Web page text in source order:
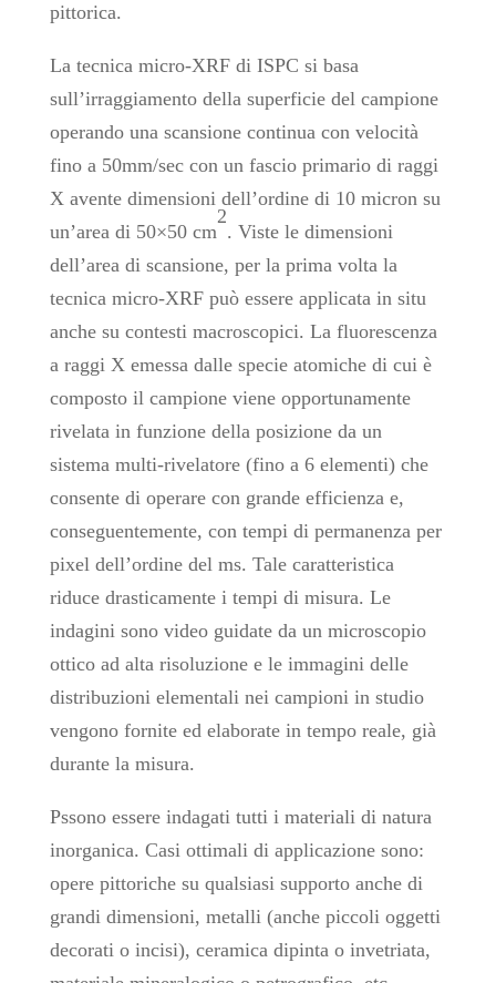
pittorica.
La tecnica micro-XRF di ISPC si basa
sull’irraggiamento della superficie del campione
operando una scansione continua con velocità
fino a 50mm/sec con un fascio primario di raggi
X avente dimensioni dell’ordine di 10 micron su
un’area di 50×50 cm
2
. Viste le dimensioni
dell’area di scansione, per la prima volta la
tecnica micro-XRF può essere applicata in situ
anche su contesti macroscopici. La fluorescenza
a raggi X emessa dalle specie atomiche di cui è
composto il campione viene opportunamente
rivelata in funzione della posizione da un
sistema multi-rivelatore (fino a 6 elementi) che
consente di operare con grande efficienza e,
conseguentemente, con tempi di permanenza per
pixel dell’ordine del ms. Tale caratteristica
riduce drasticamente i tempi di misura. Le
indagini sono video guidate da un microscopio
ottico ad alta risoluzione e le immagini delle
distribuzioni elementali nei campioni in studio
vengono fornite ed elaborate in tempo reale, già
durante la misura.
Pssono essere indagati tutti i materiali di natura
inorganica. Casi ottimali di applicazione sono:
opere pittoriche su qualsiasi supporto anche di
grandi dimensioni, metalli (anche piccoli oggetti
decorati o incisi), ceramica dipinta o invetriata,